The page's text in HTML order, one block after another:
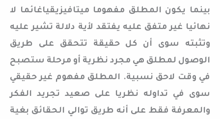
بينما يكون المطلق مفهوما ميتافيزيقياغائما لا
نهائيا غير متفق عليه يفتقد لأية دلالة تشير عليه
وتثبته سوى أن كل حقيقة تتحقق على طريق
الوصول لمطلق هي مجرد نظرية أو مرحلة ستصبح
في وقت لاحق نسبية. المطلق مفهوم غير حقيقي
سوى في تداوله نظريا على صعيد تجريد الفكر
والمعرفة فقط على أنه طريق توالي الحقائق بغية